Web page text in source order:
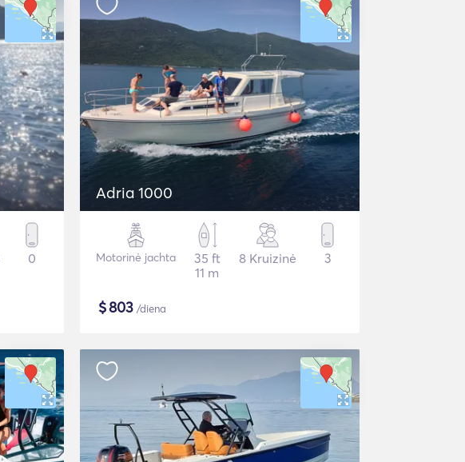
0
Adria 1000
Motorinė jachta
35 ft
11 m
8 Kruizinė 3
$803 /diena